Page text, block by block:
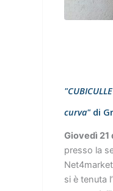
curva"di
Giovedì 21
presso la
si è tenuta